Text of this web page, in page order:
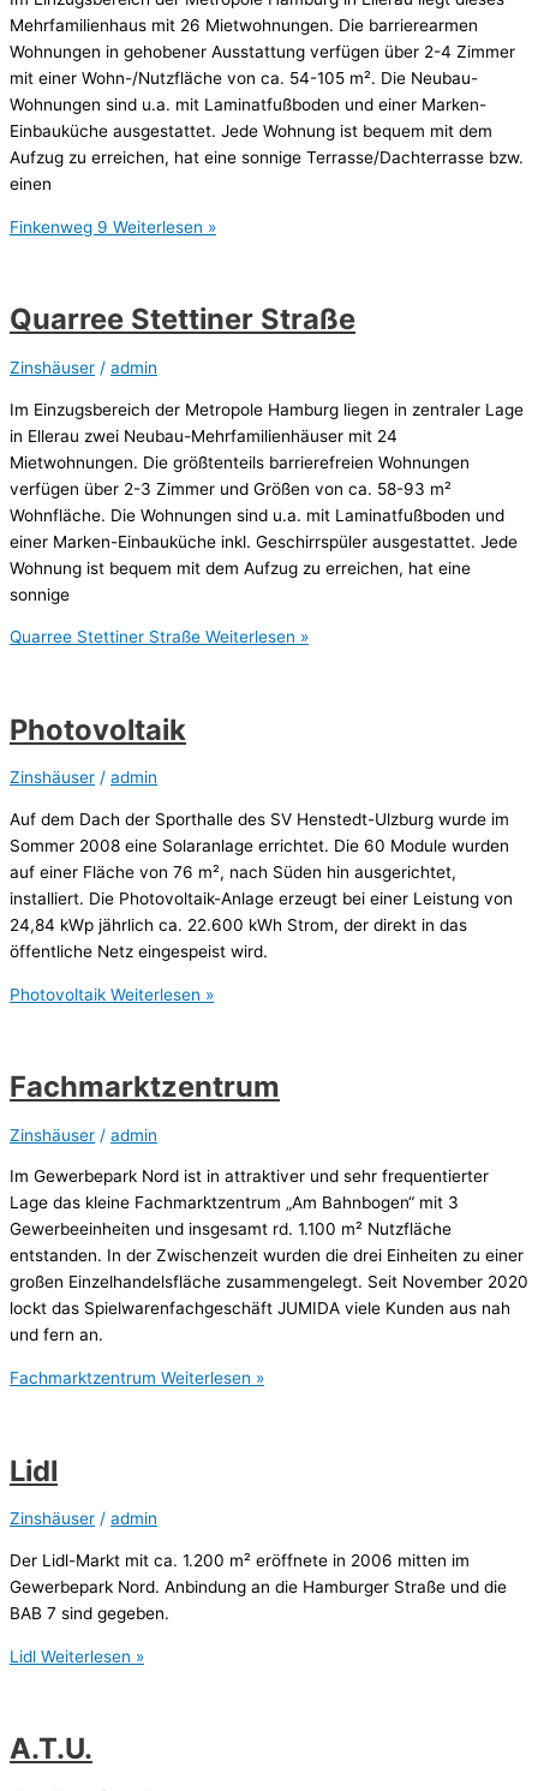
Mehrfamilienhaus mit 26 Mietwohnungen. Die barrierearmen
Wohnungen in gehobener Ausstattung verfügen über 2-4 Zimmer
mit einer Wohn-/Nutzfläche von ca. 54-105 m². Die Neubau-
Wohnungen sind u.a. mit Laminatfußboden und einer Marken-
Einbauküche ausgestattet. Jede Wohnung ist bequem mit dem
Aufzug zu erreichen, hat eine sonnige Terrasse/Dachterrasse bzw.
einen
Finkenweg 9 Weiterlesen »
Quarree Stettiner Straße
Zinshäuser / admin
Im Einzugsbereich der Metropole Hamburg liegen in zentraler Lage
in Ellerau zwei Neubau-Mehrfamilienhäuser mit 24
Mietwohnungen. Die größtenteils barrierefreien Wohnungen
verfügen über 2-3 Zimmer und Größen von ca. 58-93 m²
Wohnfläche. Die Wohnungen sind u.a. mit Laminatfußboden und
einer Marken-Einbauküche inkl. Geschirrspüler ausgestattet. Jede
Wohnung ist bequem mit dem Aufzug zu erreichen, hat eine
sonnige
Quarree Stettiner Straße Weiterlesen »
Photovoltaik
Zinshäuser / admin
Auf dem Dach der Sporthalle des SV Henstedt-Ulzburg wurde im
Sommer 2008 eine Solaranlage errichtet. Die 60 Module wurden
auf einer Fläche von 76 m², nach Süden hin ausgerichtet,
installiert. Die Photovoltaik-Anlage erzeugt bei einer Leistung von
24,84 kWp jährlich ca. 22.600 kWh Strom, der direkt in das
öffentliche Netz eingespeist wird.
Photovoltaik Weiterlesen »
Fachmarktzentrum
Zinshäuser / admin
Im Gewerbepark Nord ist in attraktiver und sehr frequentierter
Lage das kleine Fachmarktzentrum „Am Bahnbogen“ mit 3
Gewerbeeinheiten und insgesamt rd. 1.100 m² Nutzfläche
entstanden. In der Zwischenzeit wurden die drei Einheiten zu einer
großen Einzelhandelsfläche zusammengelegt. Seit November 2020
lockt das Spielwarenfachgeschäft JUMIDA viele Kunden aus nah
und fern an.
Fachmarktzentrum Weiterlesen »
Lidl
Zinshäuser / admin
Der Lidl-Markt mit ca. 1.200 m² eröffnete in 2006 mitten im
Gewerbepark Nord. Anbindung an die Hamburger Straße und die
BAB 7 sind gegeben.
Lidl Weiterlesen »
A.T.U.